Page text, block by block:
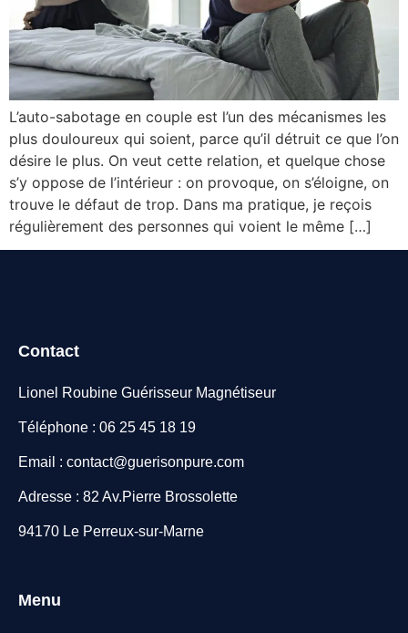
L’auto-sabotage en couple est l’un des mécanismes les
plus douloureux qui soient, parce qu’il détruit ce que l’on
désire le plus. On veut cette relation, et quelque chose
s’y oppose de l’intérieur : on provoque, on s’éloigne, on
trouve le défaut de trop. Dans ma pratique, je reçois
régulièrement des personnes qui voient le même […]
Contact
Lionel Roubine Guérisseur Magnétiseur
Téléphone : 06 25 45 18 19
Email : contact@guerisonpure.com
Adresse : 82 Av.Pierre Brossolette
94170 Le Perreux-sur-Marne
Menu